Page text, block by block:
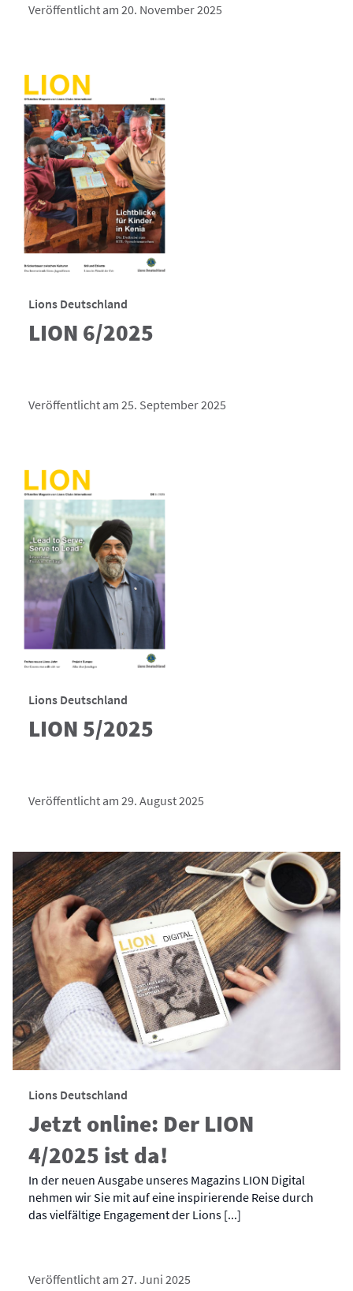
Veröffentlicht am 20. November 2025
Lions Deutschland
LION 6/2025
Veröffentlicht am 25. September 2025
Lions Deutschland
LION 5/2025
Veröffentlicht am 29. August 2025
Lions Deutschland
Jetzt online: Der LION
4/2025 ist da!
In der neuen Ausgabe unseres Magazins LION Digital
nehmen wir Sie mit auf eine inspirierende Reise durch
das vielfältige Engagement der Lions [...]
Veröffentlicht am 27. Juni 2025